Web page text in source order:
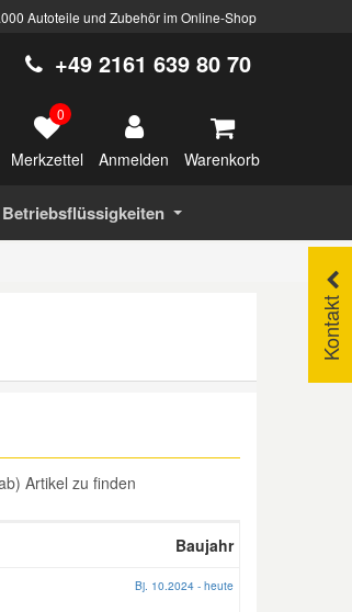
Autoteile und Zubehör im Online-Shop
+49 2161 639 80 70
0
Merkzettel Anmelden Warenkorb
Betriebsflüssigkeiten
Kontakt
Artikel zu finden
Baujahr
Bj. 10.2024 - heute